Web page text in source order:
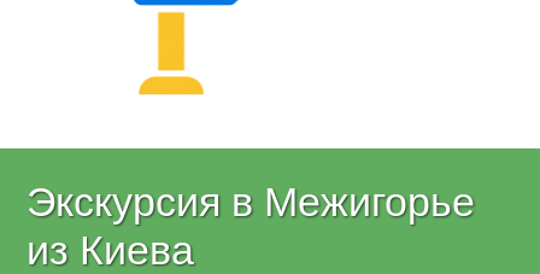
Экскурсия в Межигорье
из Киева